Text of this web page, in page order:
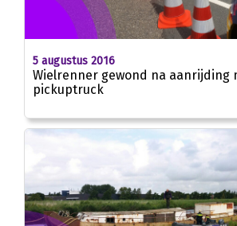
5 augustus 2016
Wielrenner gewond na aanrijding
pickuptruck